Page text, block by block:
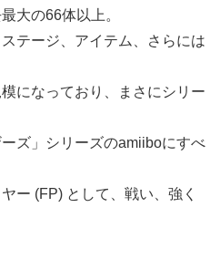
大の66体以上。
テージ、アイテム、さらには
になっており、まさにシリー
ズ」シリーズのamiiboにすべ
ー (FP) として、戦い、強く